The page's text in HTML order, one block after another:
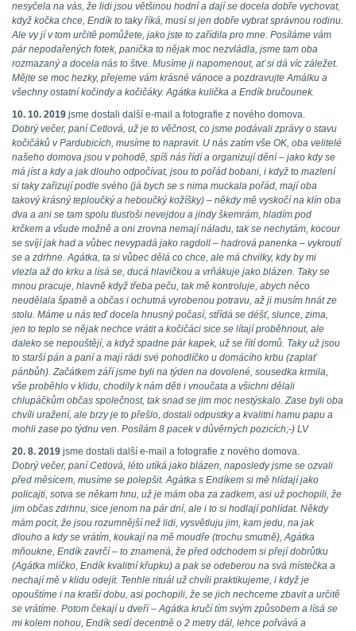
nesyčela na vás, že lidi jsou většinou hodní a dají se docela dobře vychovat,
když kočka chce, Endík to taky říká, musí si jen dobře vybrat správnou rodinu.
Ale vy jí v tom určitě pomůžete, jako jste to zařídila pro mne. Posíláme vám
pár nepodařených fotek, panička to nějak moc nezvládla, jsme tam oba
rozmazaný a docela nás to štve. Musíme ji napomenout, ať si dá víc záležet.
Mějte se moc hezky, přejeme vám krásné vánoce a pozdravujte Amálku a
všechny ostatní kočindy a kočičáky. Agátka kulička a Endík bručounek.
10. 10. 2019 jsme dostali další e-mail a fotografie z nového domova.
Dobrý večer, paní Cetlová, už je to věčnost, co jsme podávali zprávy o stavu
kočičáků v Pardubicích, musíme to napravit. U nás zatím vše OK, oba velitelé
našeho domova jsou v pohodě, spíš nás řídí a organizují dění – jako kdy se
má jíst a kdy a jak dlouho odpočívat, jsou to pořád bobani, i když to mazlení
si taky zařizují podle svého (já bych se s nima muckala pořád, mají oba
takový krásný teploučký a heboučký kožíšky) – někdy mě vyskočí na klín oba
dva a ani se tam spolu tlusťoši nevejdou a jindy škemrám, hladím pod
krčkem a všude možně a oni zrovna nemají náladu, tak se nechytám, kocour
se svíjí jak had a vůbec nevypadá jako ragdoll – hadrová panenka – vykroutí
se a zdrhne. Agátka, ta si vůbec dělá co chce, ale má chvilky, kdy by mi
vlezla až do krku a lísá se, ducá hlavičkou a vrňákuje jako blázen. Taky se
mnou pracuje, hlavně když třeba peču, tak mě kontroluje, abych něco
neudělala špatně a občas i ochutná vyrobenou potravu, až ji musím hnát ze
stolu. Máme u nás teď docela hnusný počasí, střídá se déšť, slunce, zima,
jen to teplo se nějak nechce vrátit a kočičáci sice se lítají proběhnout, ale
daleko se nepouštějí, a když spadne pár kapek, už se řítí domů. Taky už jsou
to starší pán a paní a mají rádi své pohodlíčko u domácího krbu (zaplať
pánbůh). Začátkem září jsme byli na týden na dovolené, sousedka krmila,
vše proběhlo v klidu, chodily k nám děti i vnoučata a všichni dělali
chlupáčkům občas společnost, tak snad se jim moc nestýskalo. Zase byli oba
chvíli uražení, ale brzy je to přešlo, dostali odpustky a kvalitní hamu papu a
mohli zase po týdnu ven. Posílám 8 pacek v důvěrných pozicích;-) LV
20. 8. 2019 jsme dostali další e-mail a fotografie z nového domova.
Dobrý večer, paní Cetlová, léto utíká jako blázen, naposledy jsme se ozvali
před měsícem, musíme se polepšit. Agátka s Endíkem si mě hlídají jako
policajti, sotva se někam hnu, už je mám oba za zadkem, asi už pochopili, že
jim občas zdrhnu, sice jenom na pár dní, ale i to si hodlají pohlídat. Někdy
mám pocit, že jsou rozumnější než lidi, vysvětluju jim, kam jedu, na jak
dlouho a kdy se vrátím, koukají na mě moudře (trochu smutně), Agátka
mňoukne, Endík zavrčí – to znamená, že před odchodem si přejí dobrůtku
(Agátka mlíčko, Endík kvalitní křupku) a pak se odeberou na svá místečka a
nechají mě v klidu odejít. Tenhle rituál už chvíli praktikujeme, i když je
opouštíme i na kratší dobu, asi pochopili, že se jich nechceme zbavit a určitě
se vrátíme. Potom čekají u dveří – Agátka kručí tím svým způsobem a lísá se
mi kolem nohou, Endík sedí decentně o 2 metry dál, lehce pořvává a